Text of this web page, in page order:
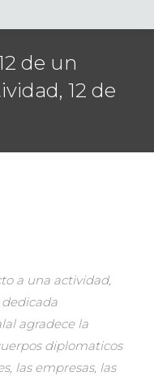
de un
12 de
a una actividad,
agradece la
diplomaticos
las empresas, las